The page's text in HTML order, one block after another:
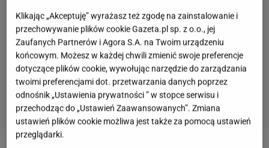
Klikając „Akceptuję” wyrażasz też zgodę na zainstalowanie i
przechowywanie plików cookie Gazeta.pl sp. z o.o., jej
Zaufanych Partnerów i Agora S.A. na Twoim urządzeniu
końcowym. Możesz w każdej chwili zmienić swoje preferencje
dotyczące plików cookie, wywołując narzędzie do zarządzania
twoimi preferencjami dot. przetwarzania danych poprzez
odnośnik „Ustawienia prywatności ” w stopce serwisu i
przechodząc do „Ustawień Zaawansowanych”. Zmiana
ustawień plików cookie możliwa jest także za pomocą ustawień
przeglądarki.